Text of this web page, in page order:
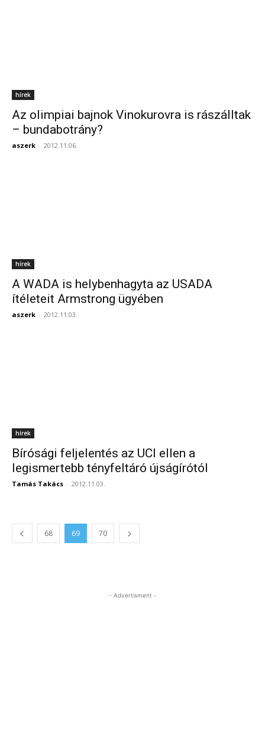
hírek
Az olimpiai bajnok Vinokurovra is rászálltak
– bundabotrány?
aszerk - 2012.11.06.
hírek
A WADA is helybenhagyta az USADA
ítéleteit Armstrong ügyében
aszerk - 2012.11.03.
hírek
Bírósági feljelentés az UCI ellen a
legismertebb tényfeltáró újságírótól
Tamás Takács - 2012.11.03.
68 69 70
- Advertisment -